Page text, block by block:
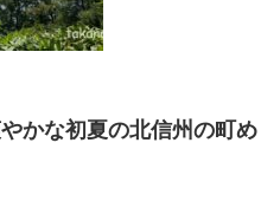
かな初夏の北信州の町め